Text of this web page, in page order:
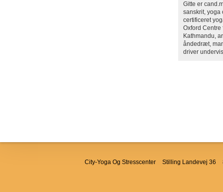
Gitte er
sanskrit, yoga
certificeret
Oxford Centre
Kathmandu,
åndedræt,
driver
City-Yoga Og Stresscenter Stilling Landevej 36